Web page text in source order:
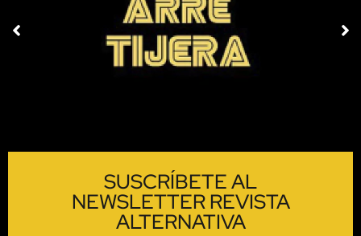
SUSCRÍBETE AL
NEWSLETTER REVISTA
ALTERNATIVA